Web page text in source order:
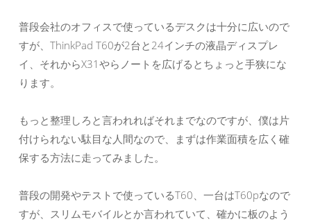
普段会社のオフィスで使っているデスクは十分に広いので
すが、ThinkPad T60が2台と24インチの液晶ディスプレ
イ、それからX31やらノートを広げるとちょっと手狭にな
ります。
もっと整理しろと言われればそれまでなのですが、僕は片
付けられない駄目な人間なので、まずは作業面積を広く確
保する方法に走ってみました。
普段の開発やテストで使っているT60、一台はT60pなので
すが、スリムモバイルとか言われていて、確かに板のよう